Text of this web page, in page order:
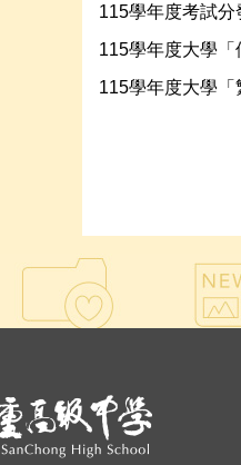
115學年度考試
115學年度大學
115學年度大學